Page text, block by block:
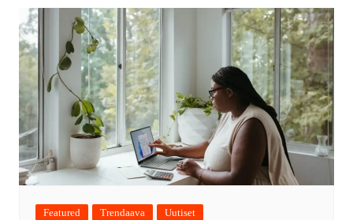
Featured Trendaava Uutiset